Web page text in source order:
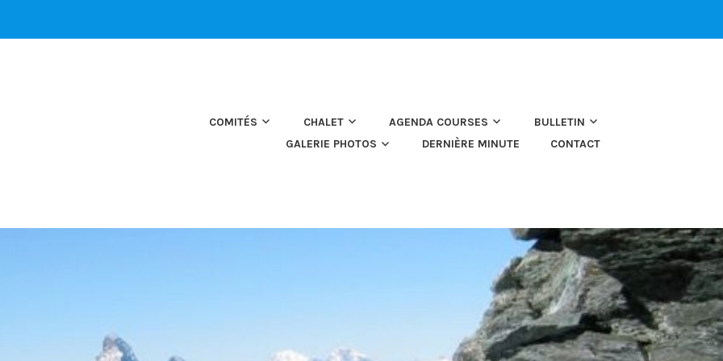
COMITÉS CHALET AGENDA COURSES
BULLETIN
GALERIE PHOTOS
DERNIÈRE MINUTE CONTACT